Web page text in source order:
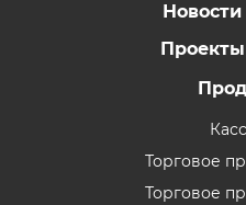
Новости
Проекты
Торговое
Торговое